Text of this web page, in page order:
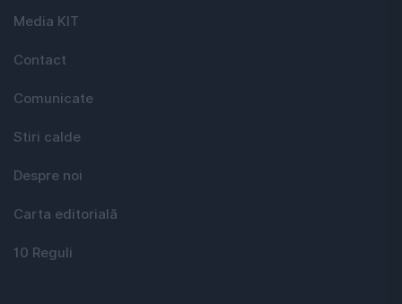
Media KIT
Contact
Comunicate
Stiri calde
Despre noi
Carta editorială
10 Reguli